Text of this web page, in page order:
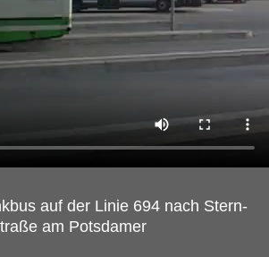
auf der Linie 694 nach Stern-
am Potsdamer